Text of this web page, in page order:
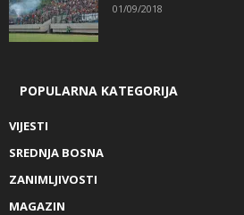
01/09/2018
POPULARNA KATEGORIJA
VIJESTI
SREDNJA BOSNA
ZANIMLJIVOSTI
MAGAZIN